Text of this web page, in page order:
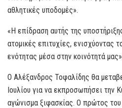
αθλητικές υποδομές».
«Η επίδραση αυτής της
ατομικές επιτυχίες, ενισχύοντας
ενότητας μέσα στην κοινότητά
Ο Αλέξανδρος Τοφαλίδης θα
Ιουλίου για να εκπροσωπήσει την
αγώνισμα ξιφασκίας. Ο πρώτος